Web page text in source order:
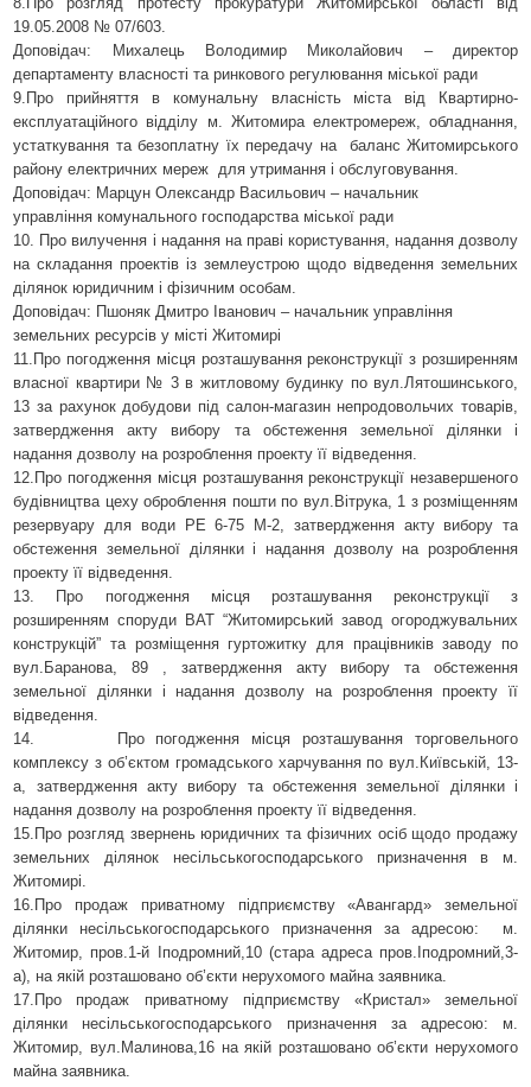
19.05.2008 № 07/603.
Доповідач: Михалець Володимир Миколайович – директор
департаменту власності та ринкового регулювання міської ради
9.Про прийняття в комунальну власність міста від Квартирно-
експлуатаційного відділу м. Житомира електромереж, обладнання,
устаткування та безоплатну їх передачу на
баланс Житомирського
району електричних мереж для утримання і обслуговування.
Доповідач: Марцун Олександр Васильович –начальник
управління комунального господарства міської ради
10. Про вилучення і надання на праві користування, надання дозволу
на складання проектів із землеустрою щодо відведення земельних
ділянок юридичним і фізичним особам.
Доповідач: Пшоняк Дмитро Іванович – начальник управління
земельних ресурсів у місті Житомирі
11.Про погодження місця розташування реконструкції з розширенням
власної квартири № 3 в житловому будинку по вул.Лятошинського,
13 за рахунок добудови під салон-магазин непродовольчих товарів,
затвердження акту вибору та обстеження земельної ділянки і
надання дозволу на розроблення проекту її відведення.
12.Про погодження місця розташування реконструкції незавершеного
будівництва цеху оброблення пошти по вул.Вітрука, 1 з розміщенням
резервуару для води РЕ 6-75 М-2, затвердження акту вибору та
обстеження земельної ділянки і надання дозволу на розроблення
проекту її відведення.
13. Про погодження місця розташування реконструкції з
розширенням споруди ВАТ “Житомирський завод огороджувальних
конструкцій” та розміщення гуртожитку для працівників заводу по
вул.Баранова, 89 , затвердження акту вибору та обстеження
земельної ділянки і надання дозволу на розроблення проекту її
відведення.
14. Про погодження місця розташування торговельного
комплексу з об’єктом громадського харчування по вул.Київській, 13-
а, затвердження акту вибору та обстеження земельної ділянки і
надання дозволу на розроблення проекту її відведення.
15.Про розгляд звернень юридичних та фізичних осіб щодо продажу
земельних ділянок несільськогосподарського призначення в
м.
Житомирі.
16. Про продаж приватному підприємству «Авангард» земельної
ділянки несільськогосподарського призначення за адресою:
м.
Житомир, пров.1-й Іподромний,10 (стара адреса пров.Іподромний,3-
а), на якій розташовано об’єкти нерухомого майна заявника.
17. Про продаж приватному підприємству «Кристал» земельної
ділянки несільськогосподарського призначення за адресою: м.
Житомир, вул.Малинова,16 на якій розташовано об’єкти нерухомого
майна заявника.